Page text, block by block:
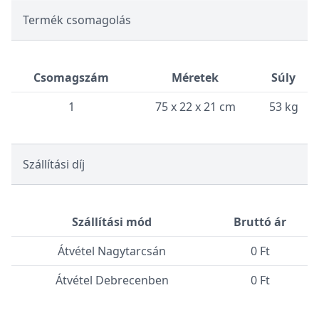
Termék csomagolás
Csomagszám Méretek
Súly
1
75 x 22 x 21 cm 53 kg
Szállítási díj
Szállítási mód
Bruttó ár
Átvétel Nagytarcsán
0 Ft
Átvétel Debrecenben
0 Ft